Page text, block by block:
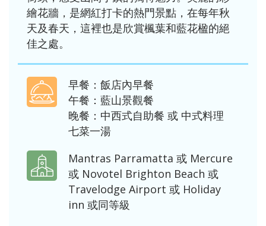
繪花牆，是網紅打卡的熱門景點，在每年秋
天及春天，這裡也是欣賞楓葉和藍花楹的絕
佳之處。
早餐：飯店內早餐
午餐：藍山景觀餐
晚餐：中西式自助餐 或 中式料理
七菜一湯
Mantras Parramatta 或 Mercure
或 Novotel Brighton Beach 或
Travelodge Airport 或 Holiday
inn 或同等級